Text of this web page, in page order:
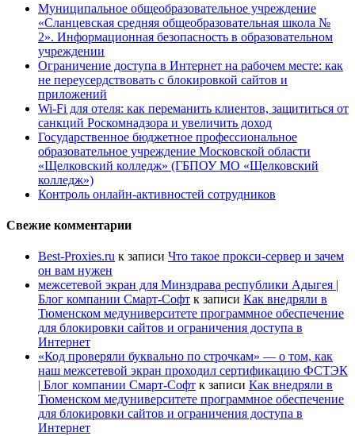
Муниципальное общеобразовательное учреждение
«Сланцевская средняя общеобразовательная школа №
2». Информационная безопасность в образовательном
учреждении
Ограничение доступа в Интернет на рабочем месте: как
не переусердствовать с блокировкой сайтов и
приложений
Wi-Fi для отеля: как переманить клиентов, защититься от
санкций Роскомнадзора и увеличить доход
Государственное бюджетное профессиональное
образовательное учреждение Московской области
«Щелковский колледж» (ГБПОУ МО «Щелковский
колледж»)
Контроль онлайн-активностей сотрудников
Свежие комментарии
Best-Proxies.ru к записи Что такое прокси-сервер и зачем
он вам нужен
межсетевой экран для Минздрава республики Адыгея |
Блог компании Смарт-Софт к записи Как внедряли в
Тюменском медуниверситете программное обеспечение
для блокировки сайтов и ограничения доступа в
Интернет
«Код проверяли буквально по строчкам» — о том, как
наш межсетевой экран проходил сертификацию ФСТЭК
| Блог компании Смарт-Софт к записи Как внедряли в
Тюменском медуниверситете программное обеспечение
для блокировки сайтов и ограничения доступа в
Интернет